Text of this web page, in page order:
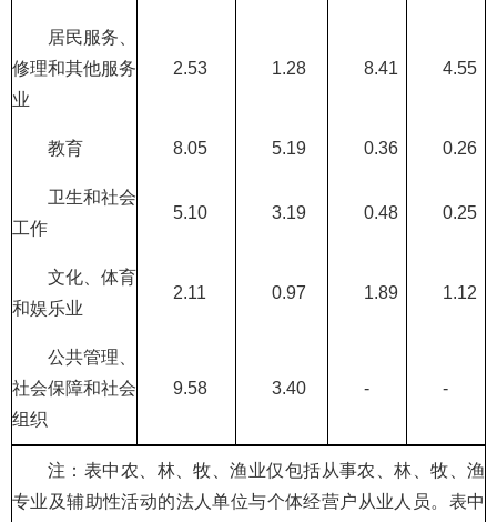
居民服务、
修理和其他服务
业
2.53 1.28 8.41 4.55
教育 8.05 5.19 0.36 0.26
卫生和社会
工作
5.10 3.19 0.48 0.25
文化、体育
和娱乐业
2.11 0.97 1.89 1.12
公共管理、
社会保障和社会
组织
9.58 3.40 - -
注：表中农、林、牧、渔业仅包括从事农、林、牧、渔
专业及辅助性活动的法人单位与个体经营户从业人员。表中